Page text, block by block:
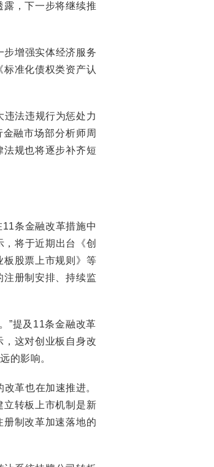
，下一步将继续推
增强实体经济服务
准化债权类资产认
法违规行为惩处力
融市场部分析师周
规也将逐步补齐短
条金融改革措施中
将于近期出台《创
板股票上市规则》等
注册制安排、持续监
”提及11条金融改革
这对创业板自身改
的影响。
革也在加速推进。
立转板上市机制是新
制改革加速落地的